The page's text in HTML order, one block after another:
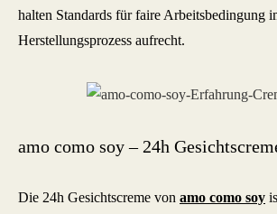
halten Standards für faire Arbeitsbedingung
Herstellungsprozess aufrecht.
amo como soy – 24h
Die 24h Gesichtscreme von amo como soy